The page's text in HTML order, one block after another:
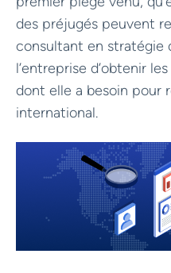
des préjugés peuvent
consultant en stratégie
l’entreprise d’obtenir
dont elle a besoin pour
international.